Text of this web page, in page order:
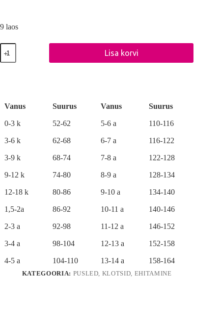
9 laos
UUDIS!
Light
Stax
ehitusklotsidele
Lisa korvi
Vanus Suurus Vanus Suurus
0-3 k 52-62 5-6 a 110-116
3-6 k 62-68 6-7 a 116-122
3-9 k 68-74 7-8 a 122-128
9-12 k 74-80 8-9 a 128-134
12-18 k 80-86 9-10 a 134-140
1,5-2a 86-92 10-11 a 140-146
2-3 a 92-98 11-12 a 146-152
3-4 a 98-104 12-13 a 152-158
4-5 a 104-110 13-14 a 158-164
KATEGOORIA: PUSLED, KLOTSID, EHITAMINE